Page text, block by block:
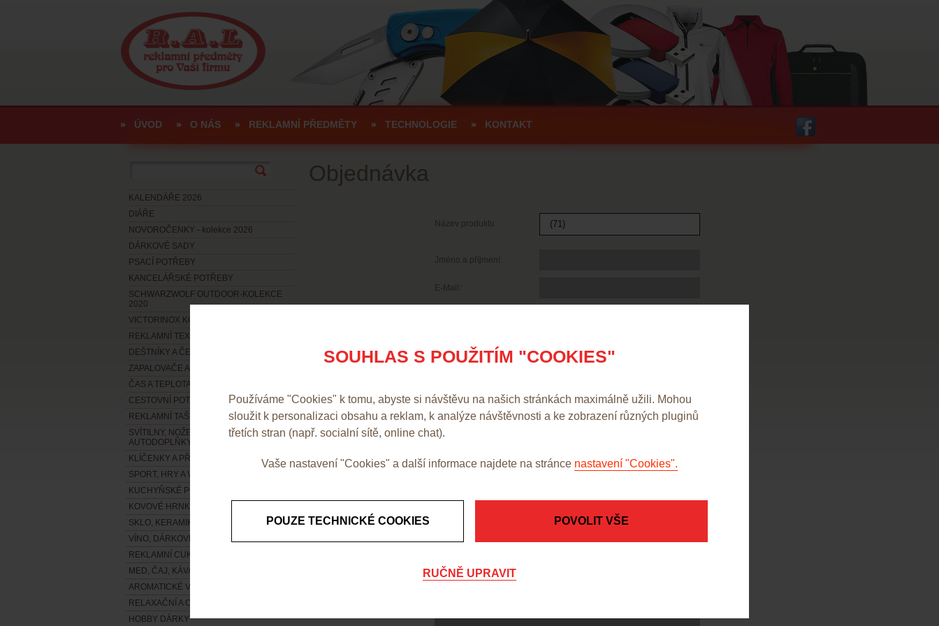
SOUHLAS S POUŽITÍM "COOKIES"
Používáme "Cookies" k tomu, abyste si návštěvu na našich stránkách maximálně užili. Mohou
sloužit k personalizaci obsahu a reklam, k analýze návštěvnosti a ke zobrazení různých pluginů
třetích stran (např. socialní sítě, online chat).
Vaše nastavení "Cookies" a další informace najdete na stránce nastavení "Cookies".
POUZE TECHNICKÉ COOKIES POVOLIT VŠE
RUČNĚ UPRAVIT
ÚVOD O NÁS REKLAMNÍ PŘEDMĚTY TECHNOLOGIE KONTAKT
KALENDÁŘE 2026
DIÁŘE
NOVOROČENKY - kolekce 2026
DÁRKOVÉ SADY
PSACÍ POTŘEBY
KANCELÁŘSKÉ POTŘEBY
SCHWARZWOLF OUTDOOR-KOLEKCE
2020
VICTORINOX KOLEKCE 2020
REKLAMNÍ TEXTIL - NOVÁ KOLEKCE !!!
DEŠTNÍKY A ČEPICE
ZAPALOVAČE A POPELNÍKY
ČAS A TEPLOTA
CESTOVNÍ POTŘEBY A ZAVAZADLA
REKLAMNÍ TAŠKY
SVÍTILNY, NOŽE, NÁŘADÍ A
AUTODOPLŇKY
KLÍČENKY A PŘÍVĚSKY
SPORT, HRY A VOLNÝ ČAS
KUCHYŇSKÉ POTŘEBY
KOVOVÉ HRNKY, TERMOSKY A LIKÉRKY
SKLO, KERAMIKA A PORCELÁN
VÍNO, DÁRKOVÉ VINNÉ SADY
REKLAMNÍ CUKROVINKY
MED, ČAJ, KÁVA A DALŠÍ POTRAVINY
AROMATICKÉ VISAČKY
RELAXAČNÍ A OSTATNÍ DÁRKY
HOBBY DÁRKY
Objednávka
Název produktu
Jméno a příjmení:
E-Mail:
IČO
DIČ